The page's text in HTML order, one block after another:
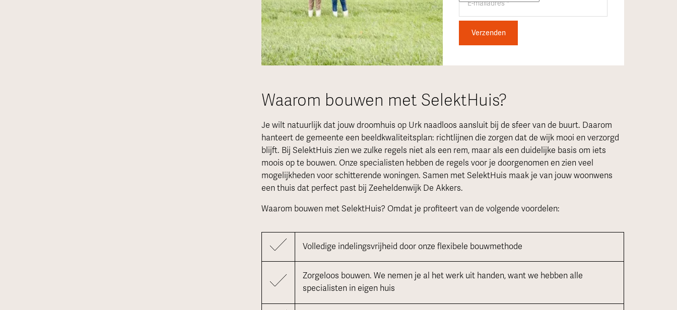
Waarom bouwen met SelektHuis?
Je wilt natuurlijk dat jouw droomhuis op Urk naadloos aansluit bij de sfeer van de buurt. Daarom
hanteert de gemeente een beeldkwaliteitsplan: richtlijnen die zorgen dat de wijk mooi en verzorgd
blijft. Bij SelektHuis zien we zulke regels niet als een rem, maar als een duidelijke basis om iets
moois op te bouwen. Onze specialisten hebben de regels voor je doorgenomen en zien veel
mogelijkheden voor schitterende woningen. Samen met SelektHuis maak je van jouw woonwens
een thuis dat perfect past bij Zeeheldenwijk De Akkers.
Waarom bouwen met SelektHuis? Omdat je profiteert van de volgende voordelen:
Volledige indelingsvrijheid door onze flexibele bouwmethode
Zorgeloos bouwen. We nemen je al het werk uit handen, want we hebben alle
specialisten in eigen huis